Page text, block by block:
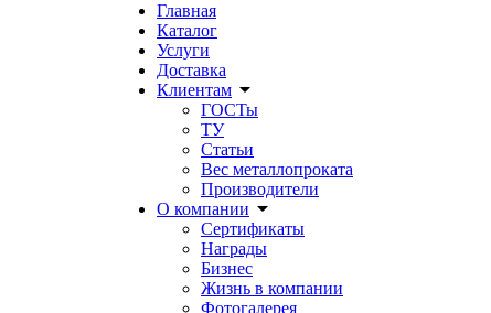
Главная
Каталог
Услуги
Доставка
Клиентам
ГОСТы
ТУ
Статьи
Вес металлопроката
Производители
О компании
Сертификаты
Награды
Бизнес
Жизнь в компании
Фотогалерея